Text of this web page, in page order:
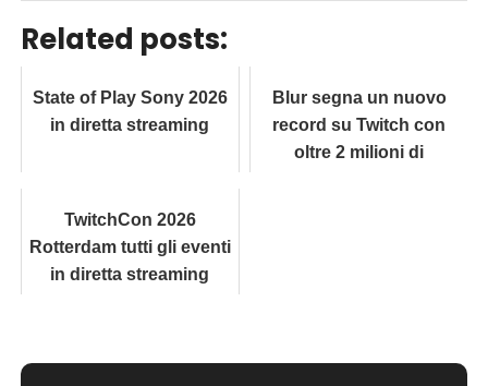
Related posts:
State of Play Sony 2026
in diretta streaming
Blur segna un nuovo
record su Twitch con
oltre 2 milioni di
TwitchCon 2026
Rotterdam tutti gli eventi
in diretta streaming